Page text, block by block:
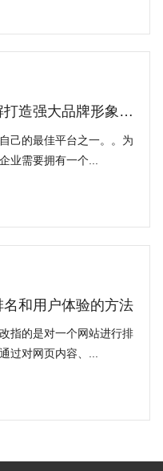
造强大品牌形象的
己的最佳平台之一。。为
业需要拥有一个...
和用户体验的方法
指的是对一个网站进行排
过对网页内容、...